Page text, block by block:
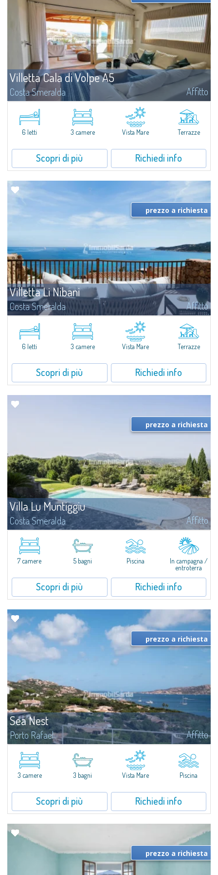
Villetta Cala di Volpe A5
Costa Smeralda Affitto
​Nuova elegante villetta inserita in un complesso residenziale di recente
costruzione a due passi da Porto Cervo, affacciato sulla rinomata baia di
Cala di Volpe, con piscina condominiale, servizi e aree verdi...
6 letti 3 camere Vista Mare Terrazze
Scopri di più Richiedi info
Villetta Li Nibani
Costa Smeralda Affitto
A pochi passi dalla Baia del Piccolo Pevero, Villetta Li Nibani si trova
all'interno di un tranquillo condominio con vista mozzafiato sul mare della
Costa Smeralda, in posizione strategica per raggiungere la spiaggia in...
prezzo a richiesta
6 letti 3 camere Vista Mare Terrazze
Scopri di più Richiedi info
Villa Lu Muntiggiu
Costa Smeralda Affitto
Splendida villa immersa nel verde sulla collina di Mirialveda, a metà strada
fra Capriccioli e San Pantaleo.Villa Lu Muntiggiu è un grande stazzo
completamente rimodernato, in cui gli spazi sono stati ripensati da zero...
prezzo a richiesta
7 camere 5 bagni Piscina
In campagna /
entroterra
Scopri di più Richiedi info
Sea Nest
Porto Rafael Affitto
​Nuova acquisizione: splendida villa con 3 camere da letto e 3 bagni,
arricchita da una piscina privata. Spazi luminosi e ben distribuiti, ideali per
vivere il fascino e la tranquillità di Porto Rafael in un...
prezzo a richiesta
3 camere 3 bagni Vista Mare Piscina
Scopri di più Richiedi info
prezzo a richiesta